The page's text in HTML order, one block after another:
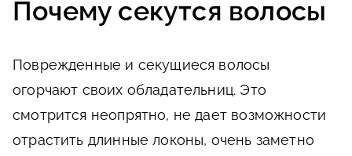
Почему секутся волосы
Поврежденные и секущиеся волосы
огорчают своих обладательниц. Это
смотрится неопрятно, не дает возможности
отрастить длинные локоны, очень заметно